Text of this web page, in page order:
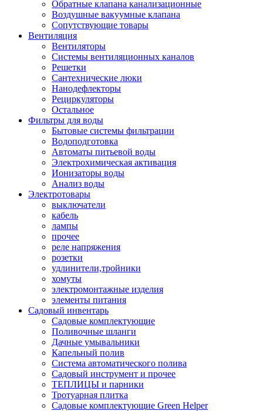
Обратные клапана канализационные
Воздушные вакуумные клапана
Сопутствующие товары
Вентиляция
Вентиляторы
Системы вентиляционных каналов
Решетки
Сантехнические люки
Нанодефлекторы
Рециркуляторы
Остальное
Фильтры для воды
Бытовые системы фильтрации
Водоподготовка
Автоматы питьевой воды
Электрохимическая активация
Ионизаторы воды
Анализ воды
Электротовары
выключатели
кабель
лампы
прочее
реле напряжения
розетки
удлинители,тройники
хомуты
электромонтажные изделия
элементы питания
Садовый инвентарь
Садовые комплектующие
Поливочные шланги
Дачные умывальники
Капельный полив
Система автоматического полива
Садовый инструмент и прочее
ТЕПЛИЦЫ и парники
Тротуарная плитка
Садовые комплектующие Green Helper